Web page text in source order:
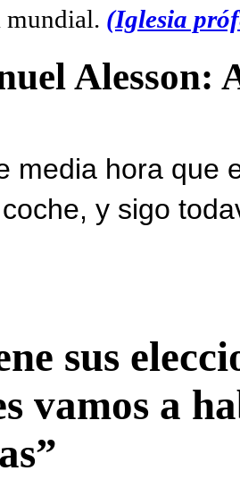
mundial. (Iglesia
Alesson:
media hora que
y sigo
sus
vamos a